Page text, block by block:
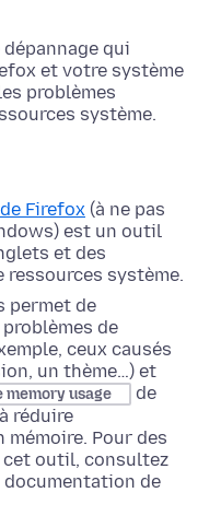
qui
et votre système
problèmes
système.
Firefox (à ne pas
est un outil
et des
système.
permet de
de
ceux causés
un thème…) et
memory usage
de
réduire
Pour des
outil, consultez
documentation de